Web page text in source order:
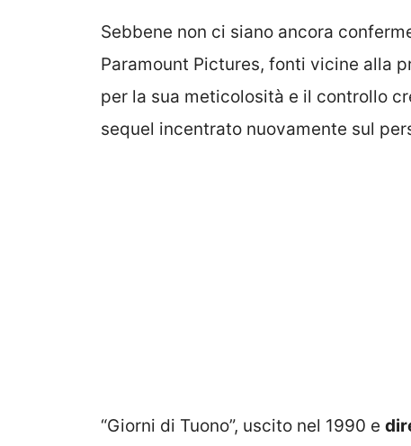
Sebbene non ci siano ancora
Paramount Pictures, fonti vicine alla
per la sua meticolosità e il controllo
sequel incentrato nuovamente sul
“Giorni di Tuono”, uscito nel 1990 e